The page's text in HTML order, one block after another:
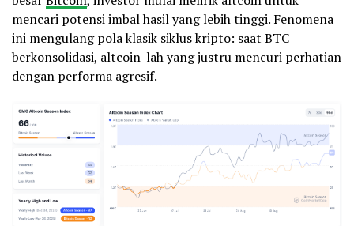
mencari potensi imbal hasil yang lebih tinggi. Fenomena
ini mengulang pola klasik siklus kripto: saat BTC
berkonsolidasi, altcoin-lah yang justru mencuri perhatian
dengan performa agresif.